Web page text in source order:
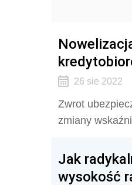
26 sie 2022
Zwrot
zmiany
Jak
wysokość